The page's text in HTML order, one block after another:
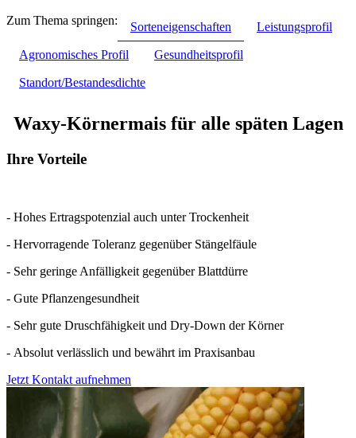
Zum Thema springen:
Sorteneigenschaften Leistungsprofil
Agronomisches Profil Gesundheitsprofil
Standort/Bestandesdichte
Waxy-Körnermais für alle späten Lagen
Ihre Vorteile
- Hohes Ertragspotenzial auch unter Trockenheit
- Hervorragende Toleranz gegenüber Stängelfäule
- Sehr geringe Anfälligkeit gegenüber Blattdürre
- Gute Pflanzengesundheit
- Sehr gute Druschfähigkeit und Dry-Down der Körner
- Absolut verlässlich und bewährt im Praxisanbau
Jetzt Kontakt aufnehmen